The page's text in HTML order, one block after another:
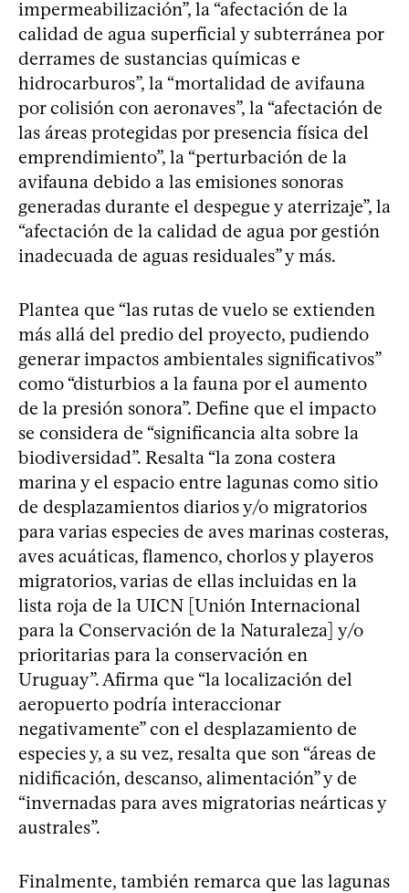
impermeabilización”, la “afectación de la
calidad de agua superficial y subterránea por
derrames de sustancias químicas e
hidrocarburos”, la “mortalidad de avifauna
por colisión con aeronaves”, la “afectación de
las áreas protegidas por presencia física del
emprendimiento”, la “perturbación de la
avifauna debido a las emisiones sonoras
generadas durante el despegue y aterrizaje”, la
“afectación de la calidad de agua por gestión
inadecuada de aguas residuales” y más.
Plantea que “las rutas de vuelo se extienden
más allá del predio del proyecto, pudiendo
generar impactos ambientales significativos”
como “disturbios a la fauna por el aumento
de la presión sonora”. Define que el impacto
se considera de “significancia alta sobre la
biodiversidad”. Resalta “la zona costera
marina y el espacio entre lagunas como sitio
de desplazamientos diarios y/o migratorios
para varias especies de aves marinas costeras,
aves acuáticas, flamenco, chorlos y playeros
migratorios, varias de ellas incluidas en la
lista roja de la UICN [Unión Internacional
para la Conservación de la Naturaleza] y/o
prioritarias para la conservación en
Uruguay”. Afirma que “la localización del
aeropuerto podría interaccionar
negativamente” con el desplazamiento de
especies y, a su vez, resalta que son “áreas de
nidificación, descanso, alimentación” y de
“invernadas para aves migratorias neárticas y
australes”.
Finalmente, también remarca que las lagunas